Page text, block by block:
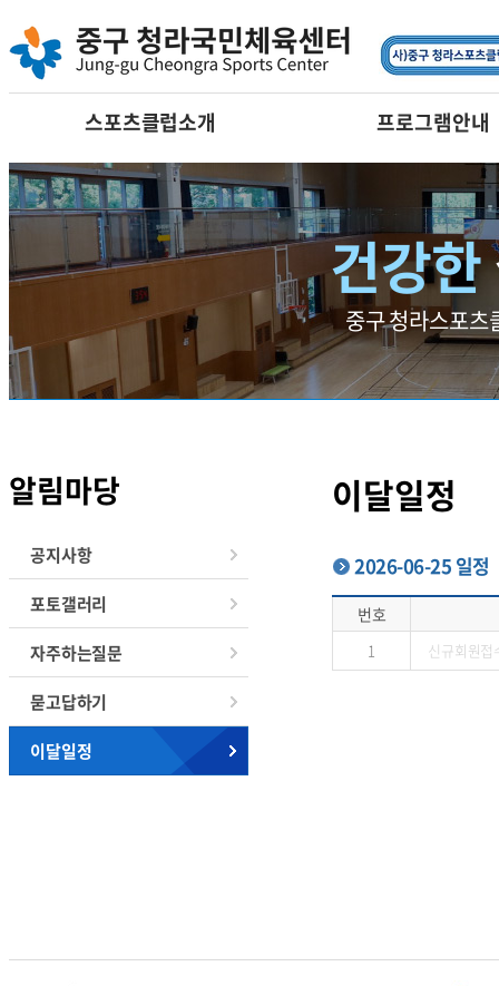
스포츠클럽소개 프로그램안내
필라테스
댄스
어린이프로그램
건강한
중구 청라스포츠
알림마당
공지사항
포토갤러리
자주하는질문
묻고답하기
이달일정
이달일정
2026-06-25 일정
번호
1 신규회원접